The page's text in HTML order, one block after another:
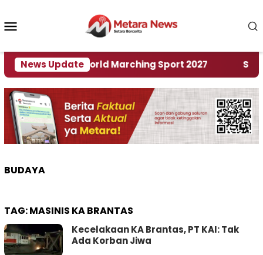
konten
News Update
Rumah World Marching Sport 2027 ‎Soal
BUDAYA
TAG:MASINIS KA BRANTAS
Kecelakaan KA Brantas, PT KAI: Tak
Ada Korban Jiwa